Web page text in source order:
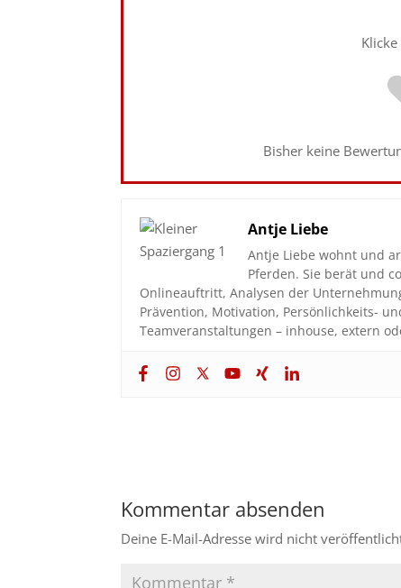
Bisher keine
Antje Liebe
Antje Liebe wohnt und
Pferden. Sie berät und
Onlineauftritt, Analysen der
Prävention, Motivation, Persönlichkeits-
Teamveranstaltungen – inhouse, extern
Kommentar absenden
Deine E-Mail-Adresse wird nicht